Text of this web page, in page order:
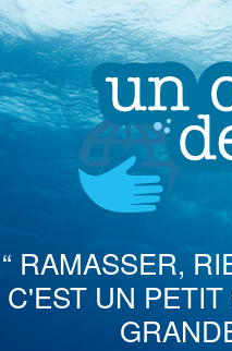
Skip
to
content
“ RAMASSER,
C'EST UN